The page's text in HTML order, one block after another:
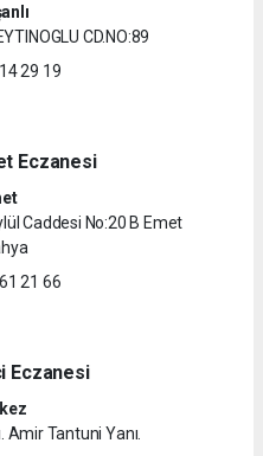
CD.NO:89
29 19
Eczanesi
Caddesi No:20 B Emet
21 66
Eczanesi
Amir Tantuni Yanı.